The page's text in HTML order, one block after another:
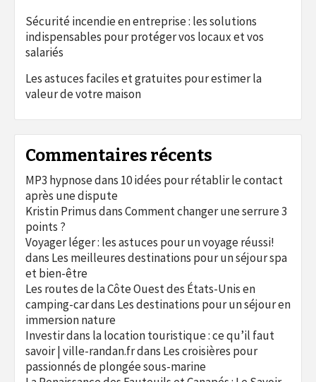
Sécurité incendie en entreprise : les solutions
indispensables pour protéger vos locaux et vos
salariés
Les astuces faciles et gratuites pour estimer la
valeur de votre maison
Commentaires récents
MP3 hypnosedans 10 idées pour rétablir le contact
après une dispute
Kristin PrimusdansComment changer une serrure 3
points ?
Voyager léger : les astuces pour un voyage réussi!
dans Les meilleures destinations pour un séjour spa
et bien-être
Les routes de la Côte Ouest des États-Unis en
camping-cardans Les destinations pour un séjour en
immersion nature
Investir dans la location touristique : ce qu’il faut
savoir | ville-randan.frdans Les croisières pour
passionnés de plongée sous-marine